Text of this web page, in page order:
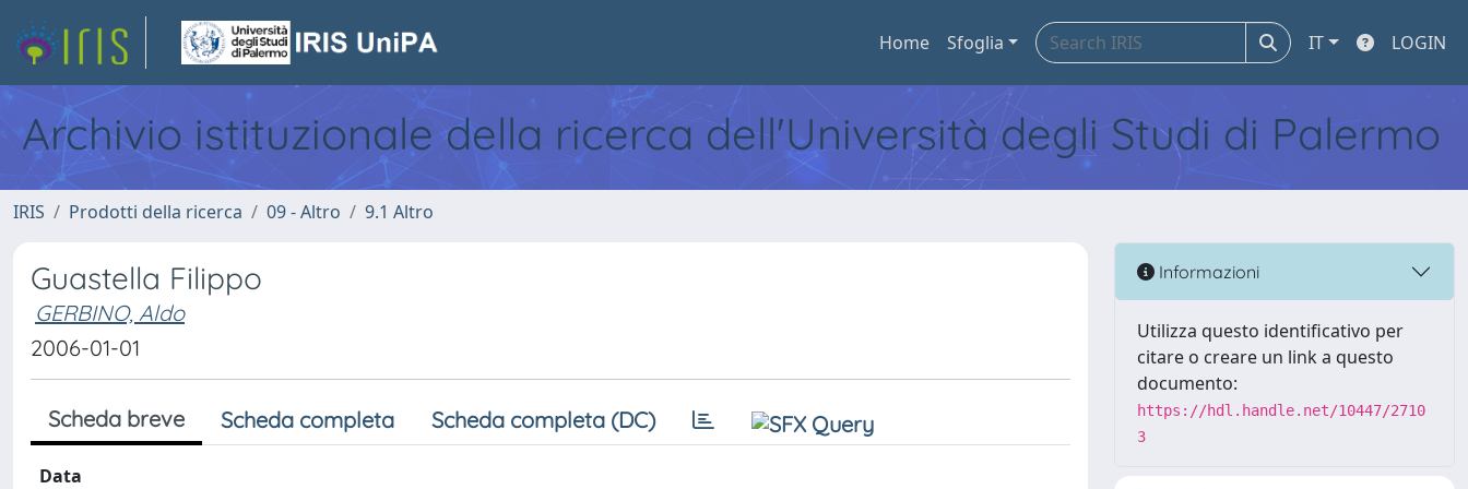
Home Sfoglia IT LOGIN
Archivio istituzionale della ricerca dell'Università degli Studi di Palermo
IRIS Prodotti della ricerca 09 - Altro 9.1 Altro
Guastella Filippo
GERBINO, Aldo
2006-01-01
Scheda breve Scheda completa Scheda completa (DC)
Data
Informazioni
Utilizza questo identificativo per
citare o creare un link a questo
documento:
https://hdl.handle.net/10447/2710
3